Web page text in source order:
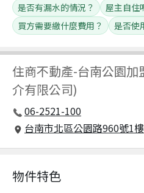
住商不動產-台南公園加
介有限公司)
06-2521-100
台南市北區公園路960號1樓
是否有漏水的情況？
屋主自住
買方需要繳什麼費用？
是否使
物件特色